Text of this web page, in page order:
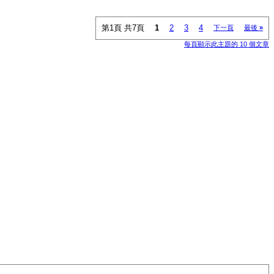
第1頁 共7頁 1 2 3 4 下一頁 最後 »
每頁顯示此主題的 10 個文章